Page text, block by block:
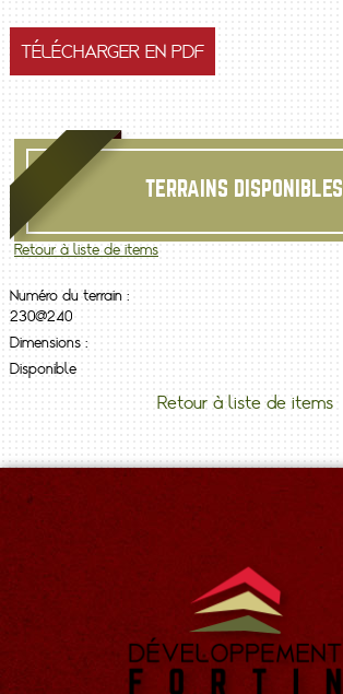
TÉLÉCHARGER EN PDF
TERRAINS DISPONIBLES
Retour à liste de items
Numéro du terrain :
230@240
Dimensions :
Disponible
Retour à liste de items